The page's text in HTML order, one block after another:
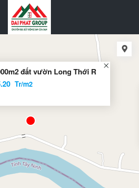
đất vườn Long Thới R
Tr/m2